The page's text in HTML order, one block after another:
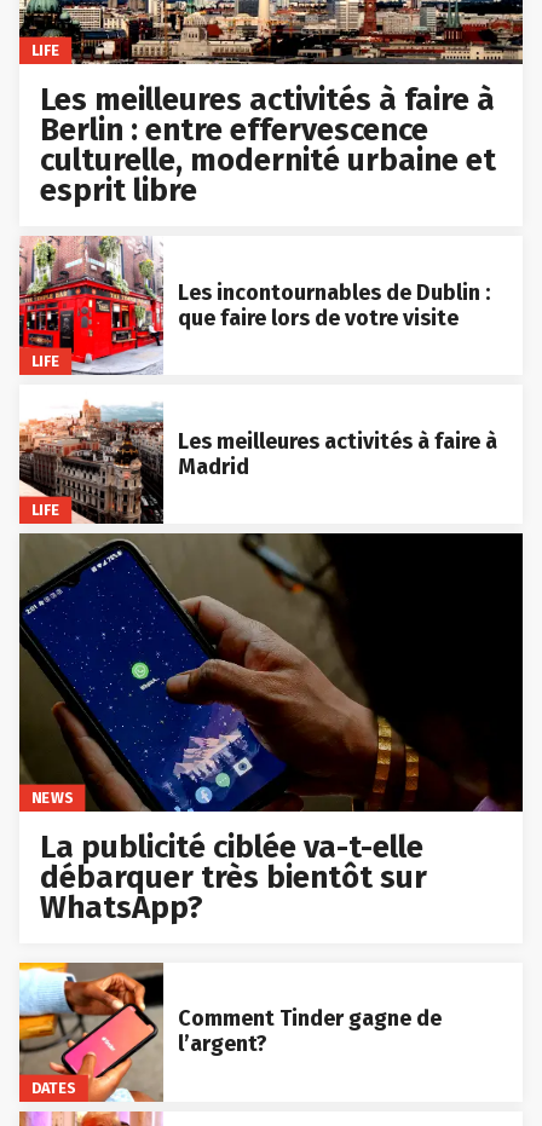
LIFE
Les meilleures activités à faire à
Berlin : entre effervescence
culturelle, modernité urbaine et
esprit libre
LIFE
Les incontournables de Dublin :
que faire lors de votre visite
LIFE
Les meilleures activités à faire à
Madrid
NEWS
La publicité ciblée va-t-elle
débarquer très bientôt sur
WhatsApp?
DATES
Comment Tinder gagne de
l’argent?